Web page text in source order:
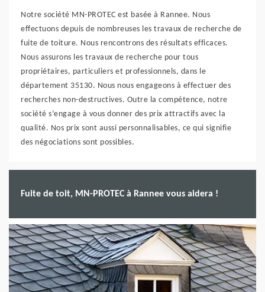
Notre société MN-PROTEC est basée à Rannee. Nous
effectuons depuis de nombreuses les travaux de recherche de
fuite de toiture. Nous rencontrons des résultats efficaces.
Nous assurons les travaux de recherche pour tous
propriétaires, particuliers et professionnels, dans le
département 35130. Nous nous engageons à effectuer des
recherches non-destructives. Outre la compétence, notre
société s’engage à vous donner des prix attractifs avec la
qualité. Nos prix sont aussi personnalisables, ce qui signifie
des négociations sont possibles.
Fuite de toit, MN-PROTEC à Rannee vous aidera !